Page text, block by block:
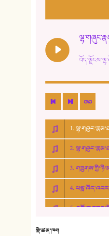
15.
16. ལྷ་བུ་དར་བུ།
17.
18.
19.
20.
སྡེ་ཚན་ཁག